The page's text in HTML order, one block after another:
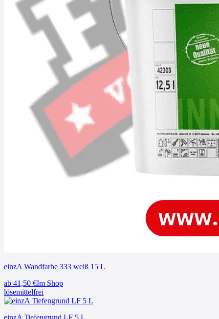
einzA Wandfarbe 333 weiß 15 L
ab 41,50 €Im Shop
lösemittelfrei
einzA Tiefengrund LF 5 L